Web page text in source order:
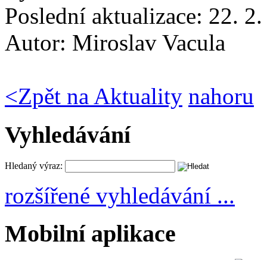
Poslední aktualizace: 22.
Autor: Miroslav Vacula
<Zpět na Aktuality nahoru
Vyhledávání
Hledaný výraz:
rozšířené vyhledávání ...
Mobilní aplikace